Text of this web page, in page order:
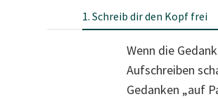
1. Schreib dir den Kopf frei
Wenn die
Aufschreiben
Gedanken „auf